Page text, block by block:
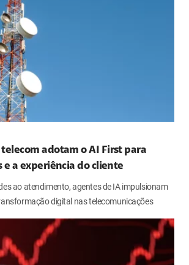
adotam o AI First para
e a experiência do cliente
ao atendimento, agentes de IA impulsionam
digital nas telecomunicações